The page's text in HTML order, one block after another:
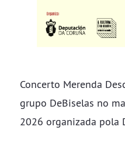
Concerto Merenda
grupo DeBiselas no
2026 organizada pola